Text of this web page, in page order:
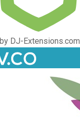
by DJ-Extensions.com